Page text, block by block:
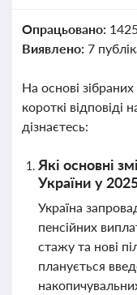
Опрацьовано:
Виявлено: 7
На основі
короткі відповіді
дізнаєтесь:
Які основні
України у
Україна
пенсійних
стажу та нові
планується